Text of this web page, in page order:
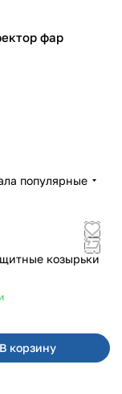
фар
популярные
козырьки
В корзину